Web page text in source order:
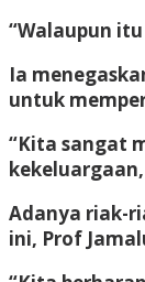
“Walaupun
Ia
untuk
“Kita sangat
Adanya riak-
ini, Prof